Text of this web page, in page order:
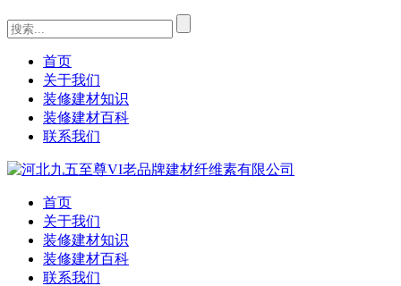
首页
关于我们
装修建材知识
装修建材百科
联系我们
首页
关于我们
装修建材知识
装修建材百科
联系我们